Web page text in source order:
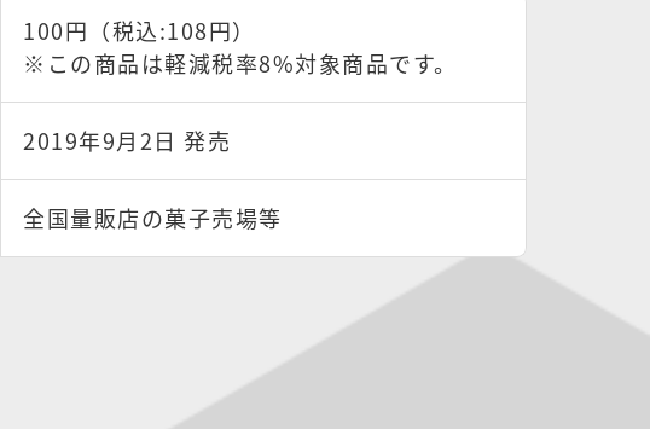
100円（税込:108円）
※この商品は軽減税率8%対象商品です。
2019年9月2日 発売
全国量販店の菓子売場等